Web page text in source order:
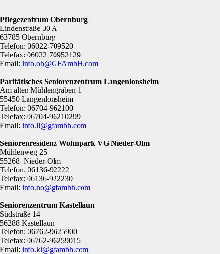
Pflegezentrum Obernburg
Lindenstraße 30 A
63785 Obernburg
Telefon: 06022-709520
Telefax: 06022-70952129
Email: info.ob@GFAmbH.com
Paritätisches Seniorenzentrum Langenlonsheim
Am alten Mühlengraben 1
55450 Langenlonsheim
Telefon: 06704-962100
Telefax: 06704-96210299
Email: info.ll@gfambh.com
Seniorenresidenz Wohnpark VG Nieder-Olm
Mühlenweg 25
55268 Nieder-Olm
Telefon: 06136-92222
Telefax: 06136-922230
Email: info.no@gfambh.com
Seniorenzentrum Kastellaun
Südstraße 14
56288 Kastellaun
Telefon: 06762-9625900
Telefax: 06762-96259015
Email: info.kl@gfambh.com